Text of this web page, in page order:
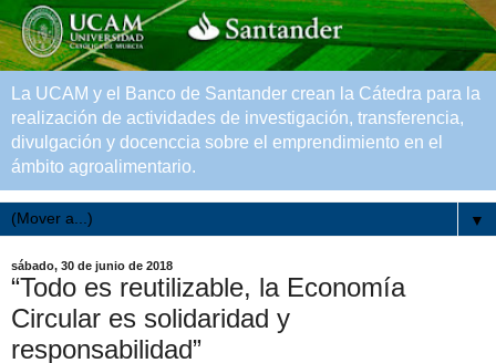
La UCAM y el Banco de Santander crean la Cátedra para la
realización de actividades de investigación, transferencia,
divulgación y docenccia sobre el emprendimiento en el
ámbito agroalimentario.
▼
sábado, 30 de junio de 2018
“Todo es reutilizable, la Economía
Circular es solidaridad y
responsabilidad”